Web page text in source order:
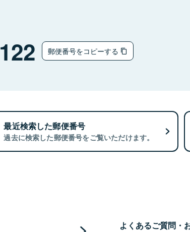
郵便番号をコピーする
最近検索した郵便番号
過去に検索した郵便番号をご覧いただけます。
よくあるご質問・